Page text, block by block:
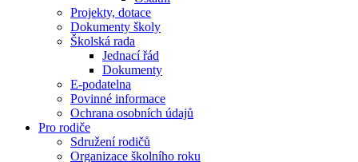
Projekty, dotace
Dokumenty školy
Školská rada
Jednací řád
Dokumenty
E-podatelna
Povinné informace
Ochrana osobních údajů
Pro rodiče
Sdružení rodičů
Organizace školního roku